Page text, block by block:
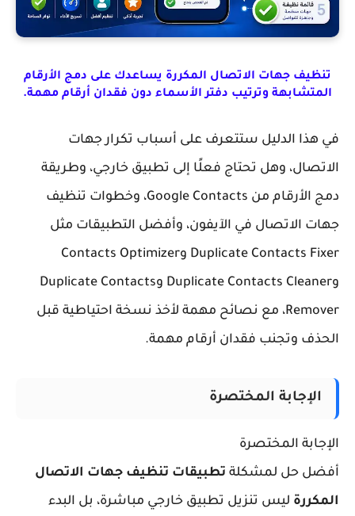
تنظيف جهات الاتصال المكررة يساعدك على دمج الأرقام
المتشابهة وترتيب دفتر الأسماء دون فقدان أرقام مهمة.
هذا الدليل ستتعرف على أسباب تكرار جهات
وهل تحتاج فعلًا إلى تطبيق خارجي، وطريقة
دمج الأرقام من Google Contacts، وخطوات تنظيف
الاتصال في الآيفون، وأفضل التطبيقات مثل
Duplicate Contacts Fixer وContacts Optimizer
وDuplicate Contacts Cleaner وDuplicate Contacts
Remover، مع نصائح مهمة لأخذ نسخة احتياطية قبل
وتجنب فقدان أرقام مهمة.
الإجابة المختصرة
المختصرة
حل لمشكلةتطبيقات تنظيف جهات الاتصال
ليس تنزيل تطبيق خارجي مباشرة، بل البدء